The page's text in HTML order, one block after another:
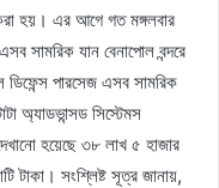
হয়। এর আগে গত মঙ্গলবার
সামরিক যান বেনাপোল বন্দরে
ডিফেন্স পারসেজ এসব সামরিক
অ্যাডভান্সড সিস্টেমস
হয়েছে ৩৮ লাখ ৫ হাজার
টাকা। সংশ্লিষ্ট সূত্র জানায়,